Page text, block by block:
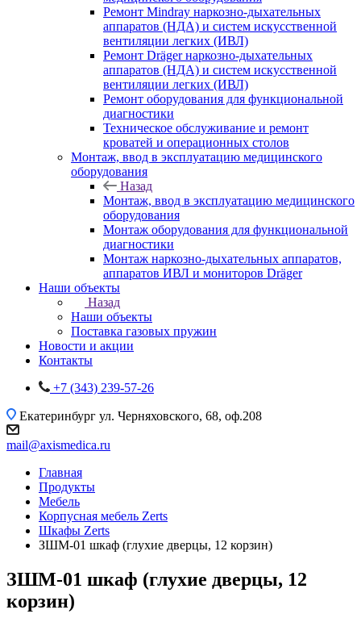
Ремонт Mindray наркозно-дыхательных
аппаратов (НДА) и систем искусственной
вентиляции легких (ИВЛ)
Ремонт Dräger наркозно-дыхательных
аппаратов (НДА) и систем искусственной
вентиляции легких (ИВЛ)
Ремонт оборудования для функциональной
диагностики
Техническое обслуживание и ремонт
кроватей и операционных столов
Монтаж, ввод в эксплуатацию медицинского
оборудования
Назад
Монтаж, ввод в эксплуатацию медицинского
оборудования
Монтаж оборудования для функциональной
диагностики
Монтаж наркозно-дыхательных аппаратов,
аппаратов ИВЛ и мониторов Dräger
Наши объекты
Назад
Наши объекты
Поставка газовых пружин
Новости и акции
Контакты
+7 (343) 239-57-26
Екатеринбург ул. Черняховского, 68, оф.208
mail@axismedica.ru
Главная
Продукты
Мебель
Корпусная мебель Zerts
Шкафы Zerts
ЗШМ-01 шкаф (глухие дверцы, 12 корзин)
ЗШМ-01 шкаф (глухие дверцы, 12
корзин)